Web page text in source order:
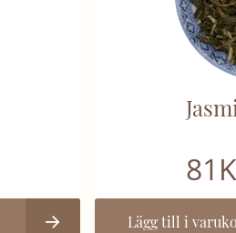
81
Lägg till i